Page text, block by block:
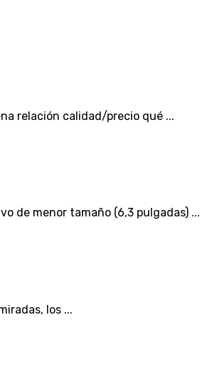
relación calidad/precio qué ...
de menor tamaño (6,3 pulgadas) ...
los ...